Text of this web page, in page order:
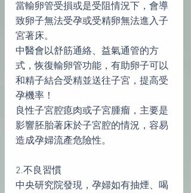
當輸卵管受損或是受阻情況下，會導
致卵子無法受孕或受精卵無法進入子
宮著床。
中醫會以舒筋通絡、益氣通管的方
式，恢復輸卵管功能，有助卵子可以
和精子結合受精並送往子宮，提高受
孕機率！
良性子宮腔瘜肉或子宮腫瘤，主要是
影響胚胎著床於子宮腔的情況，容易
造成孕婦流產危險性。
2.不良習慣
中央研究院發現，孕婦如有抽煙、喝